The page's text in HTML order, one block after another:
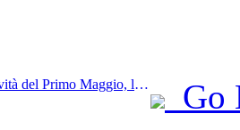
Prev:Durante le festività del Primo Maggio, la ferrovia del delta del fiume Yangtze ha trasportato oltre 21,38 milioni di passeggeri.
Go